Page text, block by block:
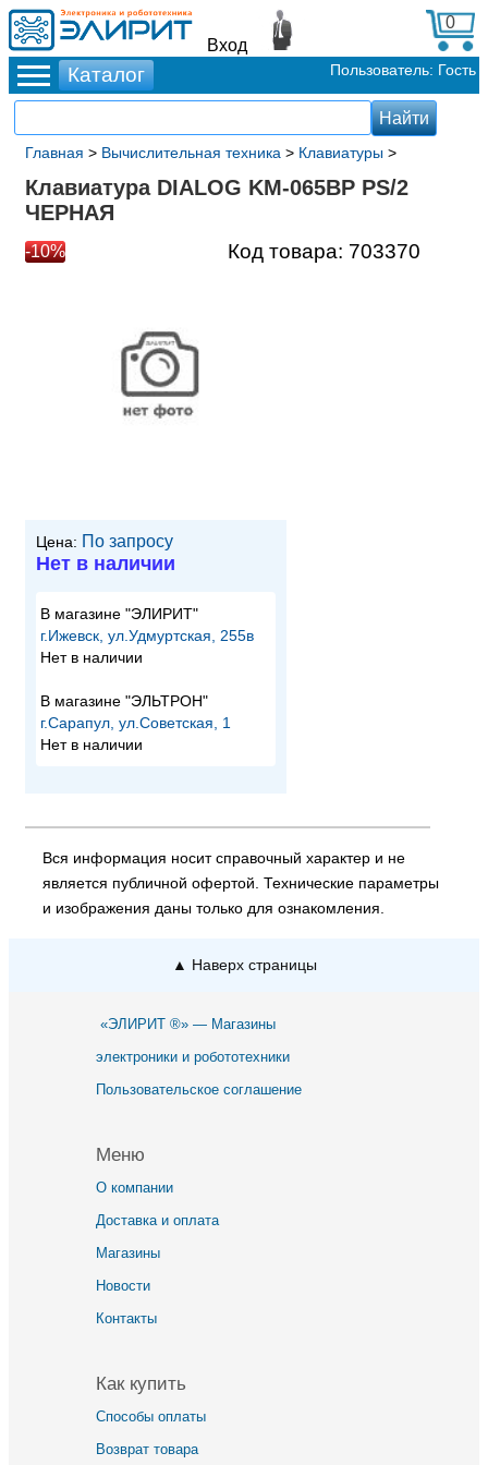
Вход
0
Пользователь: Гость
Главная > Вычислительная техника > Клавиатуры >
Клавиатура DIALOG KM-065BP PS/2
ЧЕРНАЯ
-10% Код товара: 703370
Цена: По запросу
Нет в наличии
В магазине "ЭЛИРИТ"
г.Ижевск, ул.Удмуртская, 255в
Нет в наличии
В магазине "ЭЛЬТРОН"
г.Сарапул, ул.Советская, 1
Нет в наличии
Вся информация носит справочный характер и не
является публичной офертой. Технические параметры
и изображения даны только для ознакомления.
▲ Наверх страницы
«ЭЛИРИТ ®» — Магазины
электроники и робототехники
Пользовательское соглашение
Меню
О компании
Доставка и оплата
Магазины
Новости
Контакты
Как купить
Способы оплаты
Возврат товара